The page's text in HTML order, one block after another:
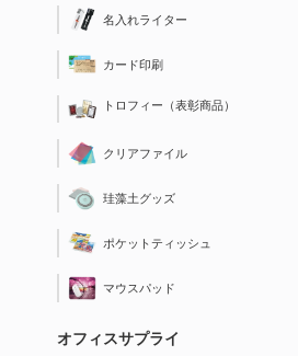
名入れライター
カード印刷
トロフィー（表彰商品）
クリアファイル
珪藻土グッズ
ポケットティッシュ
マウスパッド
オフィスサプライ